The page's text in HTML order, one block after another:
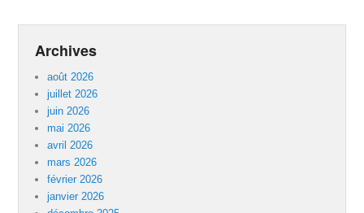
Archives
août 2026
juillet 2026
juin 2026
mai 2026
avril 2026
mars 2026
février 2026
janvier 2026